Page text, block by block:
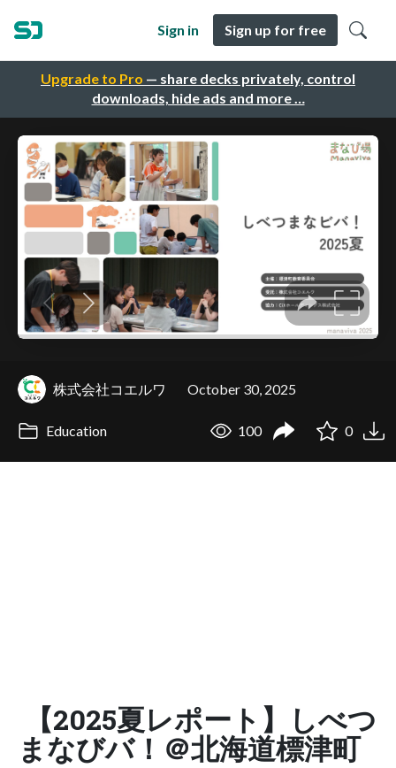
Upgrade to Pro — share decks privately, control
downloads, hide ads and more …
Sign in Sign up for free
株式会社コエルワ October 30, 2025
Education 100 0
【2025夏レポート】しべつ
まなびバ！＠北海道標津町